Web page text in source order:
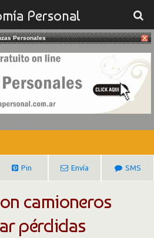
Personal
08/02/2018
Los Camioneros De
Moyano
Pin Envía SMS
camioneros
pérdidas
Personales